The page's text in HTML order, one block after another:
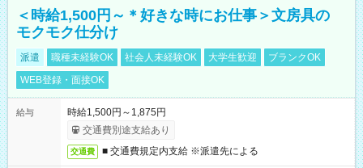
＜時給1,500円～＊好きな時にお仕事＞文房具の
モクモク仕分け
派遣 職種未経験OK 社会人未経験OK 大学生歓迎
ブランクOK
WEB登録・面接OK
給与
時給1,500円～1,875円
交通費別途支給あり
交通費 ■ 交通費規定内支給 ※派遣先による